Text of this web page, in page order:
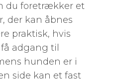
du foretrækker et
der kan åbnes
praktisk, hvis
adgang til
hunden er i
side kan et fast